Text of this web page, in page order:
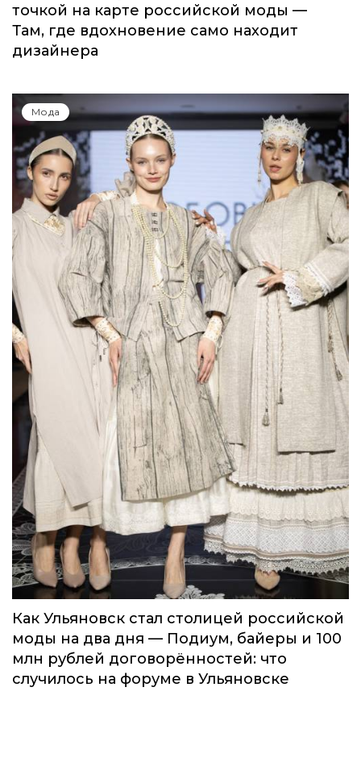
точкой на карте российской моды —
Там, где вдохновение само находит
дизайнера
Мода
Как Ульяновск стал столицей российской
моды на два дня — Подиум, байеры и 100
млн рублей договорённостей: что
случилось на форуме в Ульяновске